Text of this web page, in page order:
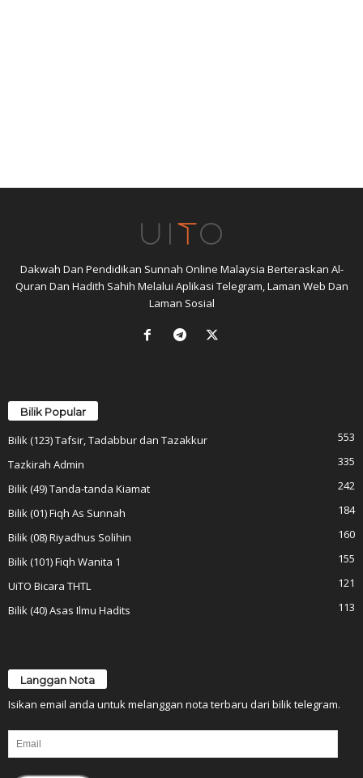
Dakwah Dan Pendidikan Sunnah Online Malaysia Berteraskan Al-
Quran Dan Hadith Sahih Melalui Aplikasi Telegram, Laman Web Dan
Laman Sosial
Bilik Popular
Bilik (123) Tafsir, Tadabbur dan Tazakkur
553
Tazkirah Admin
335
Bilik (49) Tanda-tanda Kiamat
242
Bilik (01) Fiqh As Sunnah
184
Bilik (08) Riyadhus Solihin
160
Bilik (101) Fiqh Wanita 1
155
UiTO Bicara THTL
121
Bilik (40) Asas Ilmu Hadits
113
Langgan Nota
Isikan email anda untuk melanggan nota terbaru dari bilik telegram.
Email